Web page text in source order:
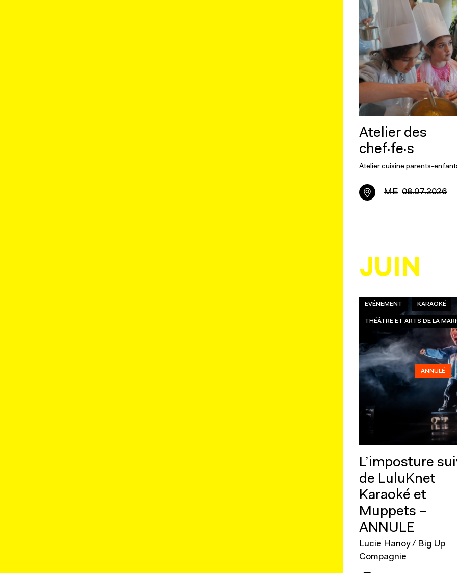
Atelier des
chef·fe·s
Atelier cuisine parents-
ME 08.07.2026
JUIN
ANNULÉ
EVÉNEMENT KARAOKÉ
THÉÂTRE ET ARTS DE LA
L’imposture
de LuluKnet
Karaoké et
Muppets –
ANNULE
Lucie Hanoy / Big Up
Compagnie